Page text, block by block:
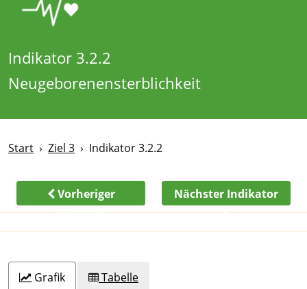
Indikator 3.2.2
Neugeborenensterblichkeit
Start Ziel 3 Indikator 3.2.2
Vorheriger
Indikator
Nächster Indikator
Grafik Tabelle